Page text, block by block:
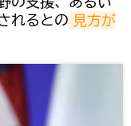
れるとの 見方が